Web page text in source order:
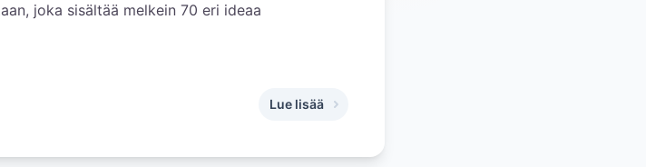
joka sisältää melkein 70 eri ideaa
Lue lisää
,Hääohjelman suunnittelun aarrearkku: Lähes 70 ideaa